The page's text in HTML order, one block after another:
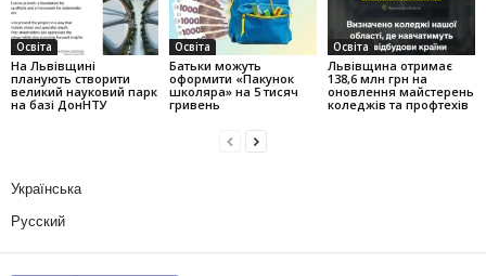
Освіта
На Львівщині
планують створити
великий науковий парк
на базі ДонНТУ
Освіта
Батьки можуть
оформити «Пакунок
школяра» на 5 тисяч
гривень
Освіта
Львівщина отримає
138,6 млн грн на
оновлення майстерень
коледжів та профтехів
Українська
Русский